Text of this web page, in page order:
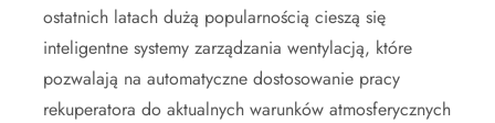
ostatnich latach dużą popularnością cieszą się
inteligentne systemy zarządzania wentylacją, które
pozwalają na automatyczne dostosowanie pracy
rekuperatora do aktualnych warunków atmosferycznych